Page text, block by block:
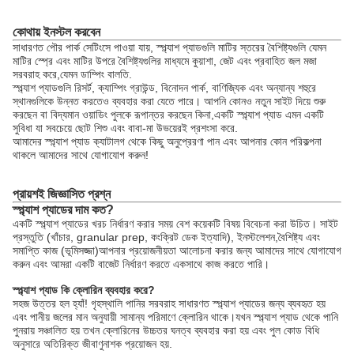
কোথায় ইনস্টল করবেন
সাধারণত পৌর পার্ক সেটিংসে পাওয়া যায়, স্প্ল্যাশ প্যাডগুলি মাটির স্তরের বৈশিষ্ট্যগুলি যেমন
মাটির স্প্রে এবং মাটির উপরে বৈশিষ্ট্যগুলির মাধ্যমে কুয়াশা, জেট এবং প্রবাহিত জল মজা
সরবরাহ করে,যেমন ডাম্পিং বালতি.
স্প্ল্যাশ প্যাডগুলি রিসর্ট, ক্যাম্পিং গ্রাউন্ড, বিনোদন পার্ক, বাণিজ্যিক এবং অন্যান্য শহুরে
স্থানগুলিকে উন্নত করতেও ব্যবহার করা যেতে পারে। আপনি কোনও নতুন সাইট দিয়ে শুরু
করছেন বা বিদ্যমান ওয়াডিং পুলকে রূপান্তর করছেন কিনা,একটি স্প্ল্যাশ প্যাড এমন একটি
সুবিধা যা সবচেয়ে ছোট শিশু এবং বাবা-মা উভয়েরই প্রশংসা করে.
আমাদের স্প্ল্যাশ প্যাড ক্যাটালগ থেকে কিছু অনুপ্রেরণা পান এবং আপনার কোন পরিকল্পনা
থাকলে আমাদের সাথে যোগাযোগ করুন!
প্রায়শই জিজ্ঞাসিত প্রশ্ন
স্প্ল্যাশ প্যাডের দাম কত?
একটি স্প্ল্যাশ প্যাডের খরচ নির্ধারণ করার সময় বেশ কয়েকটি বিষয় বিবেচনা করা উচিত। সাইট
প্রস্তুতি (খাঁচার, granular prep, কংক্রিট ডেক ইত্যাদি), ইনস্টলেশন,বৈশিষ্ট্য এবং
সমাপ্তি কাজ (ভূমিসজ্জা)আপনার প্রয়োজনীয়তা আলোচনা করার জন্য আমাদের সাথে যোগাযোগ
করুন এবং আমরা একটি বাজেট নির্ধারণ করতে একসাথে কাজ করতে পারি।
স্প্ল্যাশ প্যাড কি ক্লোরিন ব্যবহার করে?
সহজ উত্তর হল হ্যাঁ! গৃহস্থালি পানির সরবরাহ সাধারণত স্প্ল্যাশ প্যাডের জন্য ব্যবহৃত হয়
এবং পানীয় জলের মান অনুযায়ী সামান্য পরিমাণে ক্লোরিন থাকে।যখন স্প্ল্যাশ প্যাড থেকে পানি
পুনরায় সঞ্চালিত হয় তখন ক্লোরিনের উচ্চতর ঘনত্ব ব্যবহার করা হয় এবং পুল কোড বিধি
অনুসারে অতিরিক্ত জীবাণুনাশক প্রয়োজন হয়.